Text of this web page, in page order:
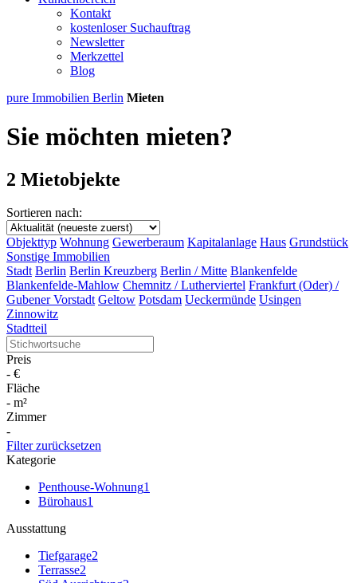
Kontakt
kostenloser Suchauftrag
Newsletter
Merkzettel
Blog
pure Immobilien Berlin Mieten
Sie möchten mieten?
2 Mietobjekte
Sortieren nach:
Objekttyp Wohnung Gewerberaum Kapitalanlage Haus Grundstück
Sonstige Immobilien
Stadt Berlin Berlin Kreuzberg Berlin / Mitte Blankenfelde
Blankenfelde-Mahlow Chemnitz / Lutherviertel Frankfurt (Oder) /
Gubener Vorstadt Geltow Potsdam Ueckermünde Usingen
Zinnowitz
Stadtteil
Preis
- €
Fläche
- m²
Zimmer
-
Filter zurücksetzen
Kategorie
Penthouse-Wohnung1
Bürohaus1
Ausstattung
Tiefgarage2
Terrasse2